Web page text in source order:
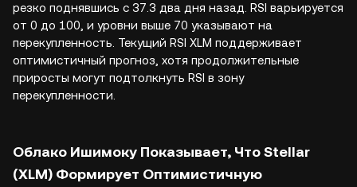
резко поднявшись с 37.3 два дня назад. RSI варьируется
от 0 до 100, и уровни выше 70 указывают на
перекупленность. Текущий RSI XLM поддерживает
оптимистичный прогноз, хотя продолжительные
приросты могут подтолкнуть RSI в зону
перекупленности.
Облако Ишимоку Показывает, Что Stellar
(XLM) Формирует Оптимистичную